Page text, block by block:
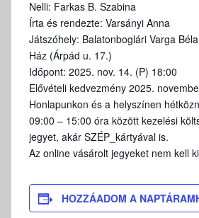
Nelli: Farkas B. Szabina
Írta és rendezte: Varsányi Anna
Játszóhely: Balatonboglári Varga
Ház (Árpád u. 17.)
Időpont: 2025. nov. 14. (P) 18:00
Elővételi kedvezmény 2025.
Honlapunkon és a helyszínen
09:00 – 15:00 óra között kezelési
jegyet, akár SZÉP_kártyával is.
Az online vásárolt jegyeket nem kell
HOZZÁADOM A